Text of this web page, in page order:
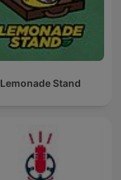
Lemonade Stand